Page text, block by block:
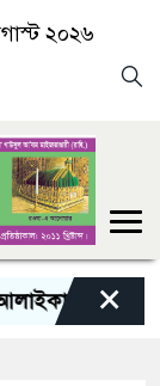
২০২৬
×